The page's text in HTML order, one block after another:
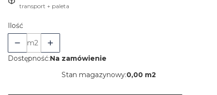
transport + paleta
Ilość
m2
Dostępność:Na zamówienie
Stan magazynowy:0,00 m2